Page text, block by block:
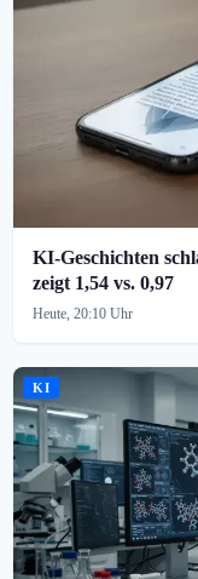
KI-Geschichten
zeigt 1,54 vs. 0,97
Heute, 20:10 Uhr
KI